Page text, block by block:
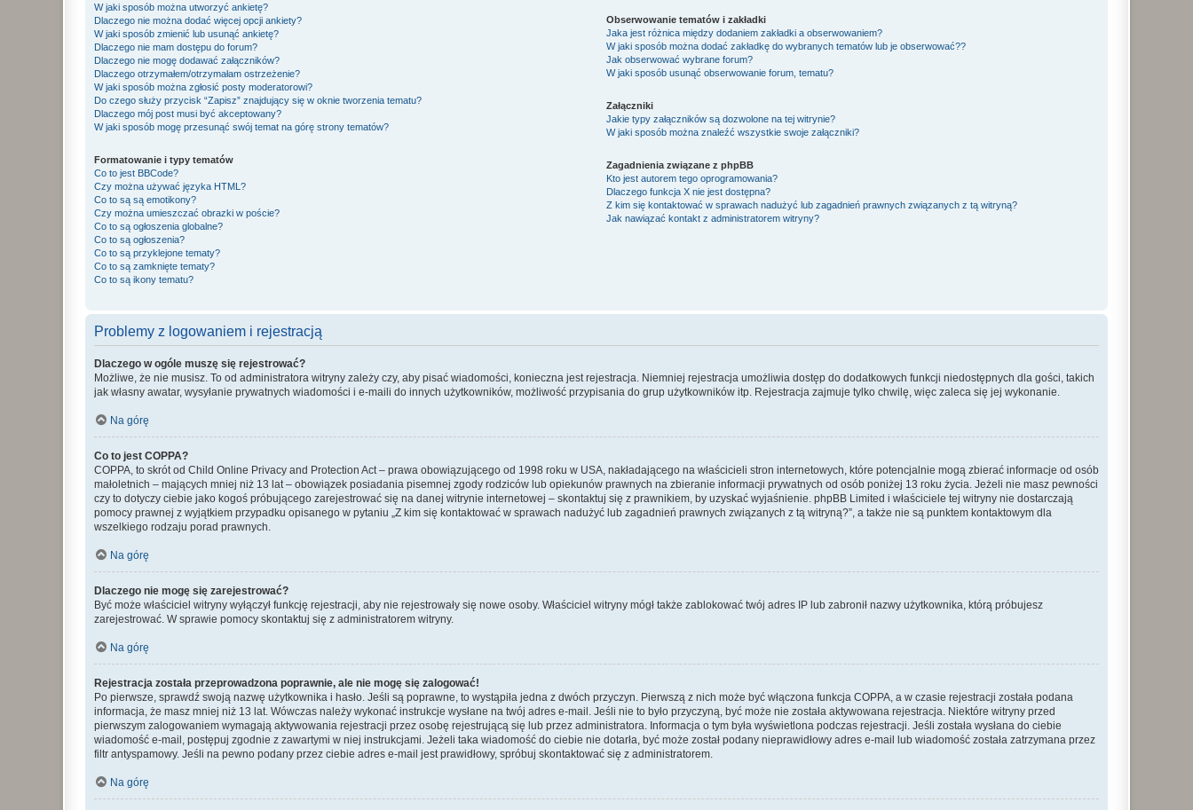
W jaki sposób można utworzyć ankietę?
Dlaczego nie można dodać więcej opcji ankiety?
W jaki sposób zmienić lub usunąć ankietę?
Dlaczego nie mam dostępu do forum?
Dlaczego nie mogę dodawać załączników?
Dlaczego otrzymałem/otrzymałam ostrzeżenie?
W jaki sposób można zgłosić posty moderatorowi?
Do czego służy przycisk “Zapisz” znajdujący się w oknie tworzenia tematu?
Dlaczego mój post musi być akceptowany?
W jaki sposób mogę przesunąć swój temat na górę strony tematów?
Formatowanie i typy tematów
Co to jest BBCode?
Czy można używać języka HTML?
Co to są są emotikony?
Czy można umieszczać obrazki w poście?
Co to są ogłoszenia globalne?
Co to są ogłoszenia?
Co to są przyklejone tematy?
Co to są zamknięte tematy?
Co to są ikony tematu?
Obserwowanie tematów i zakładki
Jaka jest różnica między dodaniem zakładki a obserwowaniem?
W jaki sposób można dodać zakładkę do wybranych tematów lub je obserwować??
Jak obserwować wybrane forum?
W jaki sposób usunąć obserwowanie forum, tematu?
Załączniki
Jakie typy załączników są dozwolone na tej witrynie?
W jaki sposób można znaleźć wszystkie swoje załączniki?
Zagadnienia związane z phpBB
Kto jest autorem tego oprogramowania?
Dlaczego funkcja X nie jest dostępna?
Z kim się kontaktować w sprawach nadużyć lub zagadnień prawnych związanych z tą witryną?
Jak nawiązać kontakt z administratorem witryny?
Problemy z logowaniem i rejestracją
Dlaczego w ogóle muszę się rejestrować?
Możliwe, że nie musisz. To od administratora witryny zależy czy, aby pisać wiadomości, konieczna jest rejestracja. Niemniej rejestracja umożliwia dostęp do dodatkowych funkcji niedostępnych dla gości, takich
jak własny awatar, wysyłanie prywatnych wiadomości i e-maili do innych użytkowników, możliwość przypisania do grup użytkowników itp. Rejestracja zajmuje tylko chwilę, więc zaleca się jej wykonanie.
Na górę
Co to jest COPPA?
COPPA, to skrót od Child Online Privacy and Protection Act – prawa obowiązującego od 1998 roku w USA, nakładającego na właścicieli stron internetowych, które potencjalnie mogą zbierać informacje od osób
małoletnich – mających mniej niż 13 lat – obowiązek posiadania pisemnej zgody rodziców lub opiekunów prawnych na zbieranie informacji prywatnych od osób poniżej 13 roku życia. Jeżeli nie masz pewności
czy to dotyczy ciebie jako kogoś próbującego zarejestrować się na danej witrynie internetowej – skontaktuj się z prawnikiem, by uzyskać wyjaśnienie. phpBB Limited i właściciele tej witryny nie dostarczają
pomocy prawnej z wyjątkiem przypadku opisanego w pytaniu „Z kim się kontaktować w sprawach nadużyć lub zagadnień prawnych związanych z tą witryną?”, a także nie są punktem kontaktowym dla
wszelkiego rodzaju porad prawnych.
Na górę
Dlaczego nie mogę się zarejestrować?
Być może właściciel witryny wyłączył funkcję rejestracji, aby nie rejestrowały się nowe osoby. Właściciel witryny mógł także zablokować twój adres IP lub zabronił nazwy użytkownika, którą próbujesz
zarejestrować. W sprawie pomocy skontaktuj się z administratorem witryny.
Na górę
Rejestracja została przeprowadzona poprawnie, ale nie mogę się zalogować!
Po pierwsze, sprawdź swoją nazwę użytkownika i hasło. Jeśli są poprawne, to wystąpiła jedna z dwóch przyczyn. Pierwszą z nich może być włączona funkcja COPPA, a w czasie rejestracji została podana
informacja, że masz mniej niż 13 lat. Wówczas należy wykonać instrukcje wysłane na twój adres e-mail. Jeśli nie to było przyczyną, być może nie została aktywowana rejestracja. Niektóre witryny przed
pierwszym zalogowaniem wymagają aktywowania rejestracji przez osobę rejestrującą się lub przez administratora. Informacja o tym była wyświetlona podczas rejestracji. Jeśli została wysłana do ciebie
wiadomość e-mail, postępuj zgodnie z zawartymi w niej instrukcjami. Jeżeli taka wiadomość do ciebie nie dotarła, być może został podany nieprawidłowy adres e-mail lub wiadomość została zatrzymana przez
filtr antyspamowy. Jeśli na pewno podany przez ciebie adres e-mail jest prawidłowy, spróbuj skontaktować się z administratorem.
Na górę